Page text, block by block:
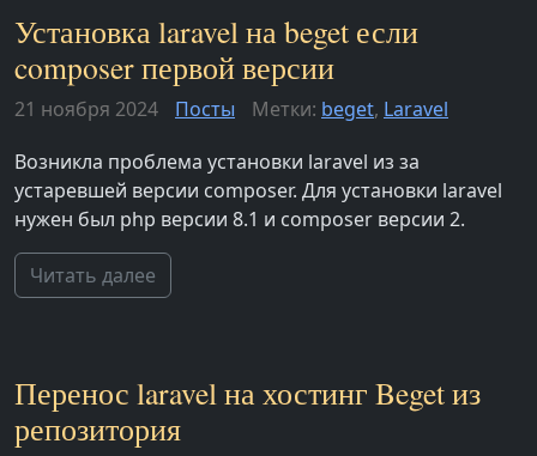
Установка laravel на beget если
composer первой версии
21 ноября 2024 Посты Метки: beget, Laravel
Возникла проблема установки laravel из за
устаревшей версии composer. Для установки laravel
нужен был php версии 8.1 и composer версии 2.
Читать далее
Перенос laravel на хостинг Beget из
репозитория